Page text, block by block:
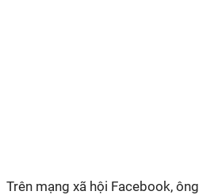
Trên mạng xã hội Facebook,